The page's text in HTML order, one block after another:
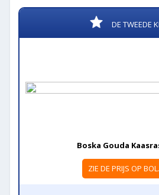
DE TWEEDE
Boska Gouda
ZIE DE PRIJS OP